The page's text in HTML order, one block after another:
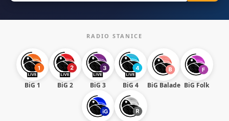
RADIO STANICE
BiG 1 BiG 2 BiG 3 BiG 4 BiG Balade BiG Folk